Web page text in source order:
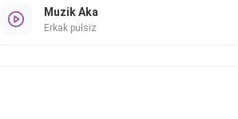
Muzik Aka
Erkak pulsiz